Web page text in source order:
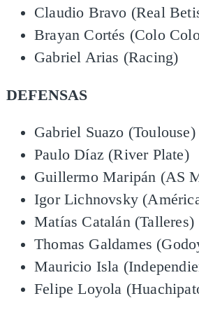
Claudio Bravo (Real
Brayan Cortés (Colo
Gabriel Arias (Racing)
DEFENSAS
Gabriel Suazo (Toulouse)
Paulo Díaz (River Plate)
Guillermo Maripán (AS
Igor Lichnovsky
Matías Catalán (Talleres)
Thomas Galdames
Mauricio Isla
Felipe Loyola